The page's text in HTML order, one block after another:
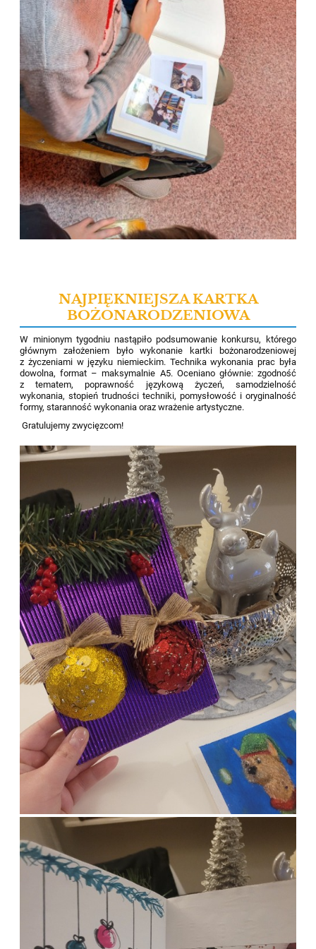
NAJPIĘKNIEJSZA KARTKA
BOŻONARODZENIOWA
W minionym tygodniu nastąpiło podsumowanie konkursu, którego
głównym założeniem było wykonanie kartki bożonarodzeniowej
z życzeniami w języku niemieckim. Technika wykonania prac była
dowolna, format – maksymalnie A5. Oceniano głównie: zgodność
z tematem, poprawność językową życzeń, samodzielność
wykonania, stopień trudności techniki, pomysłowość i oryginalność
formy, staranność wykonania oraz wrażenie artystyczne.
Gratulujemy zwycięzcom!